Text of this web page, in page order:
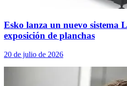
Esko lanza un nuevo sistema
exposición de planchas
20 de julio de 2026